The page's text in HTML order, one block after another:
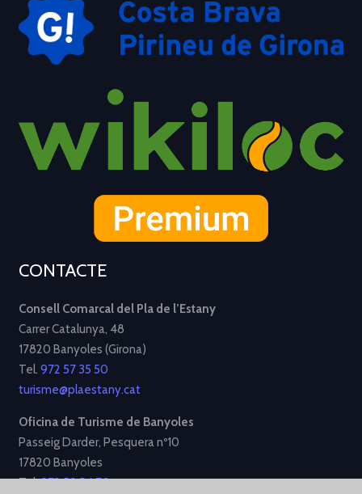
CONTACTE
Consell Comarcal del Pla de l’Estany
Carrer Catalunya, 48
17820 Banyoles (Girona)
Tel. 972 57 35 50
turisme@plaestany.cat
Oficina de Turisme de Banyoles
Passeig Darder, Pesquera nº10
17820 Banyoles
Tel.972 58 34 70